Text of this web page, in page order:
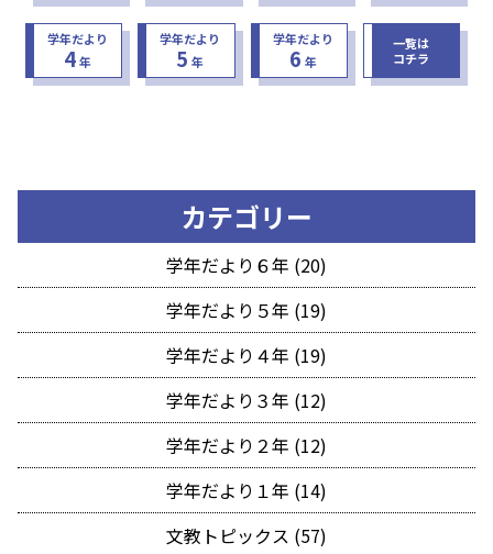
学年だより
4年
学年だより
5 年
学年だより
6 年
一覧は
コチラ
カテゴリー
学年だより６年 (20)
学年だより５年 (19)
学年だより４年 (19)
学年だより３年 (12)
学年だより２年 (12)
学年だより１年 (14)
文教トピックス (57)